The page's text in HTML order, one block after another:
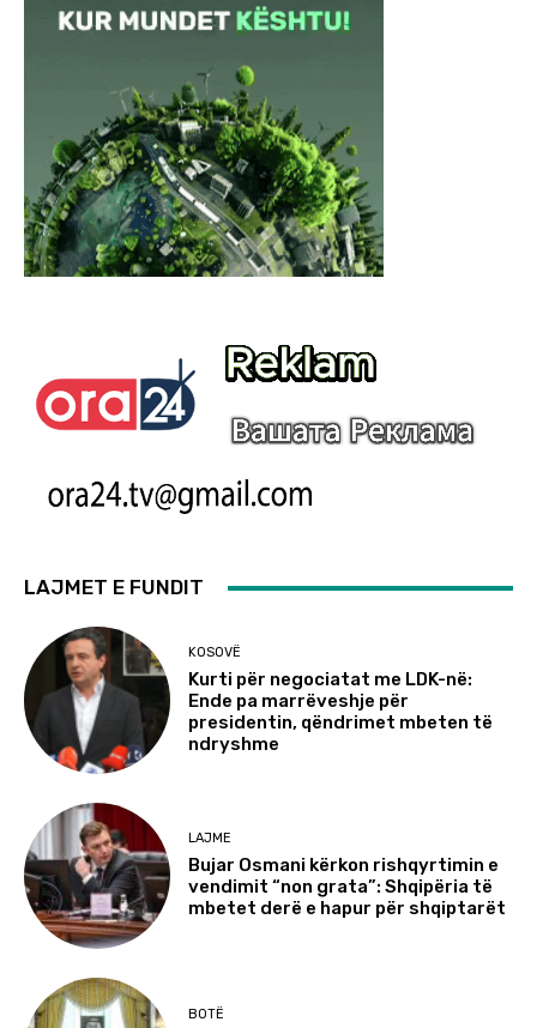
LAJMET E FUNDIT
KOSOVË
Kurti për negociatat me LDK-në:
Ende pa marrëveshje për
presidentin, qëndrimet mbeten të
ndryshme
LAJME
Bujar Osmani kërkon rishqyrtimin e
vendimit “non grata”: Shqipëria të
mbetet derë e hapur për shqiptarët
BOTË